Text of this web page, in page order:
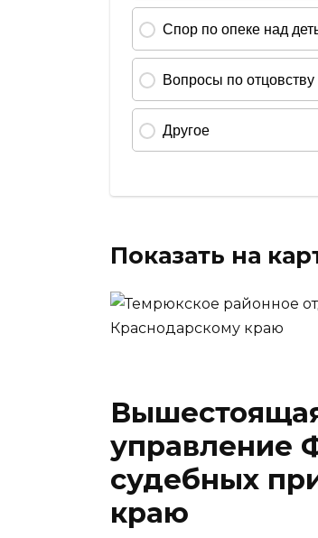
Показать на
управление
судебных
краю